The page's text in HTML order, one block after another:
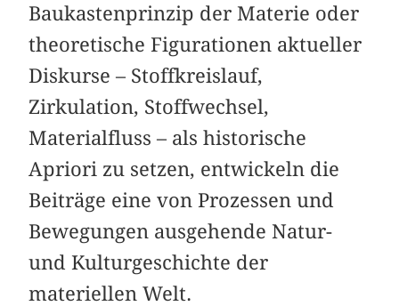
Baukastenprinzip der Materie oder
theoretische Figurationen aktueller
Diskurse – Stoffkreislauf,
Zirkulation, Stoffwechsel,
Materialfluss – als historische
Apriori zu setzen, entwickeln die
Beiträge eine von Prozessen und
Bewegungen ausgehende Natur-
und Kulturgeschichte der
materiellen Welt.